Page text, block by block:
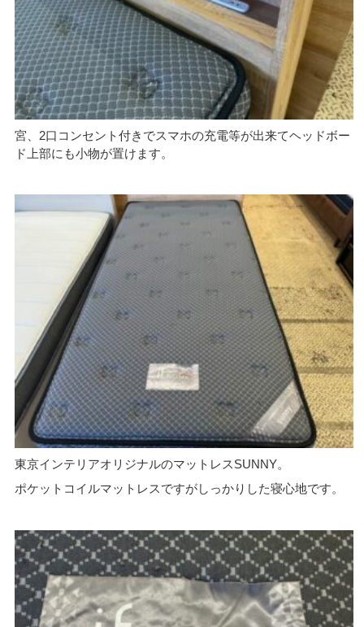
宮、2口コンセント付きでスマホの充電等が出来てヘッドボー
ド上部にも小物が置けます。
東京インテリアオリジナルのマットレスSUNNY。
ポケットコイルマットレスですがしっかりした寝心地です。